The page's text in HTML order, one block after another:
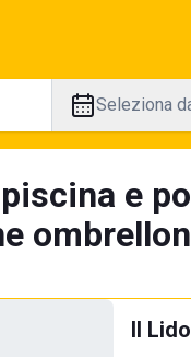
Seleziona
e
Il